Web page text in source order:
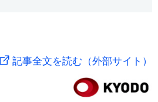
記事全文を読む（外部サイト）